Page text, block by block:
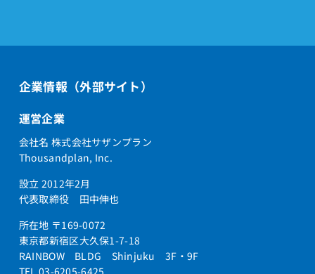
企業情報（外部サイト）
運営企業
会社名 株式会社サザンプラン
Thousandplan, Inc.
設立 2012年2月
代表取締役 田中伸也
所在地 〒169-0072
東京都新宿区大久保1-7-18
RAINBOW BLDG Shinjuku 3F・9F